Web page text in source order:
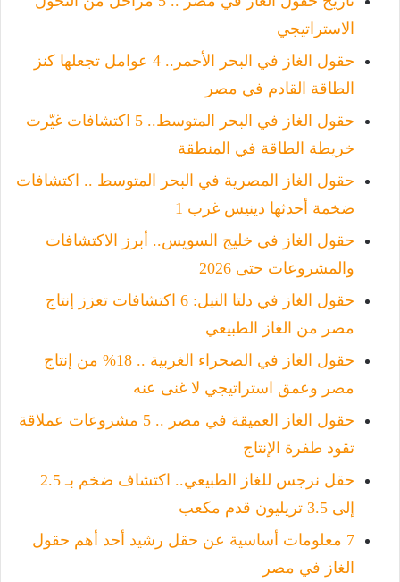
الاستراتيجي
حقول الغاز في البحر الأحمر.. 4 عوامل تجعلها كنز
الطاقة القادم في مصر
حقول الغاز في البحر المتوسط.. 5 اكتشافات غيّرت
خريطة الطاقة في المنطقة
حقول الغاز المصرية في البحر المتوسط .. اكتشافات
ضخمة أحدثها دينيس غرب 1
حقول الغاز في خليج السويس.. أبرز الاكتشافات
والمشروعات حتى 2026
حقول الغاز في دلتا النيل: 6 اكتشافات تعزز إنتاج
مصر من الغاز الطبيعي
حقول الغاز في الصحراء الغربية .. 18% من إنتاج
مصر وعمق استراتيجي لا غنى عنه
حقول الغاز العميقة في مصر .. 5 مشروعات عملاقة
تقود طفرة الإنتاج
حقل نرجس للغاز الطبيعي.. اكتشاف ضخم بـ 2.5
إلى 3.5 تريليون قدم مكعب
7 معلومات أساسية عن حقل رشيد أحد أهم حقول
الغاز في مصر